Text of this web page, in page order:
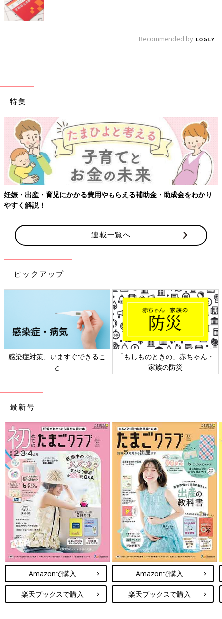
Recommended by
特集
妊娠・出産・育児にかかる費用やもらえる補助金・助成金をわかり
やすく解説！
連載一覧へ
ピックアップ
感染症対策、いますぐできるこ
と
「もしものときの」赤ちゃん・
家族の防災
最新号
Amazonで購入
楽天ブックスで購入
Amazonで購入
楽天ブックスで購入